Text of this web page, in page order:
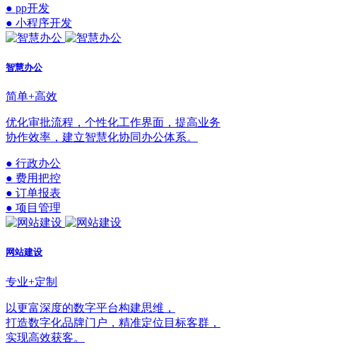
● pp开发
● 小程序开发
智慧办公
简单+高效
优化审批流程，个性化工作界面，提高业务
协作效率，建立智慧化协同办公体系。
● 行政办公
● 费用把控
● 订单报表
● 项目管理
网站建设
专业+定制
以更富深度的数字平台构建思维，
打造数字化品牌门户，精准定位目标客群，
实现高效获客。